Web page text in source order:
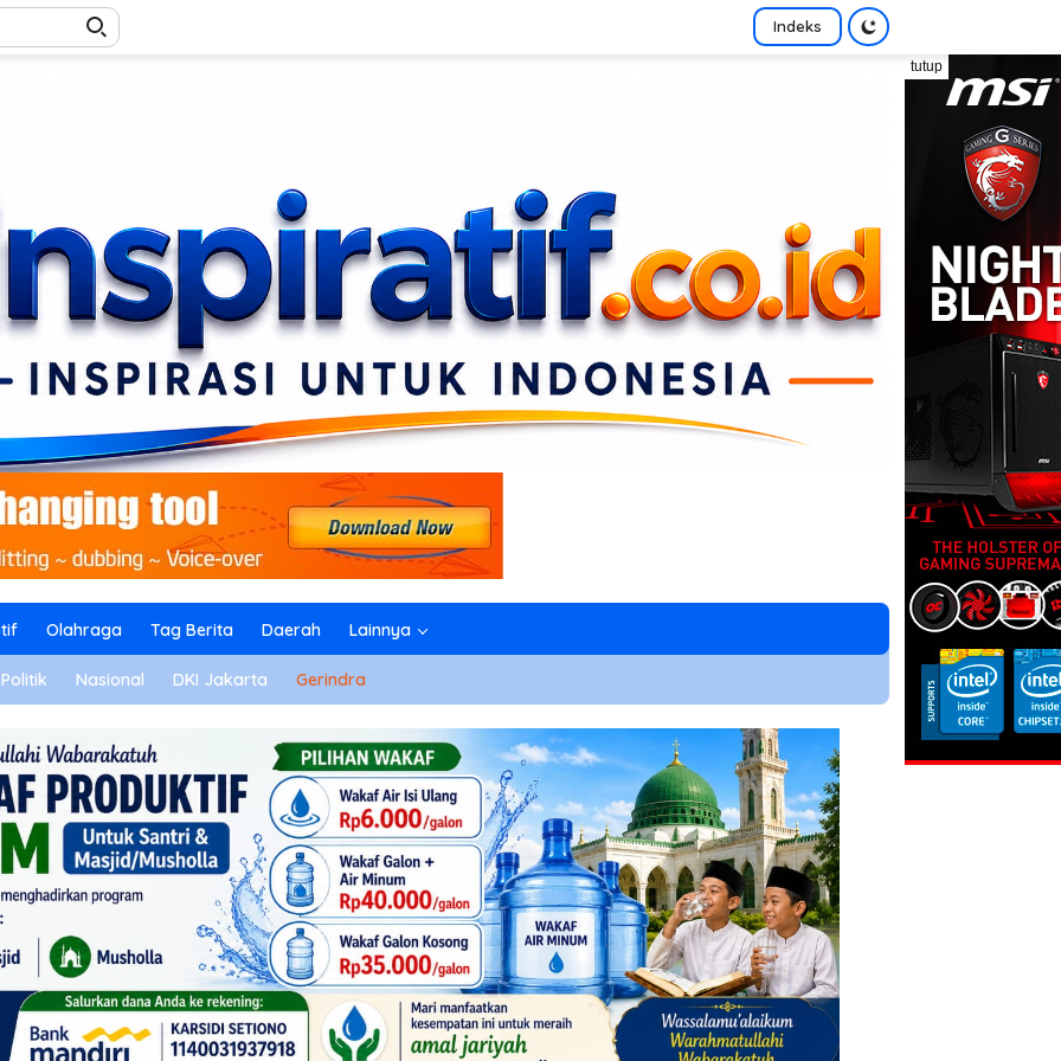
Indeks
tutup
Olahraga Tag Berita Daerah Lainnya
Politik Nasional DKI Jakarta Gerindra